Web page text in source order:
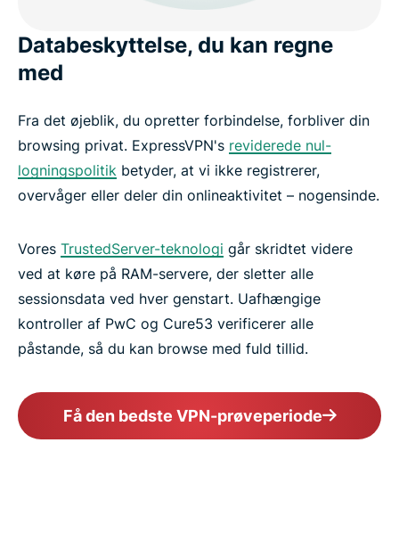
Databeskyttelse, du kan regne
med
Fra det øjeblik, du opretter forbindelse, forbliver din
browsing privat. ExpressVPN's reviderede nul-
logningspolitik betyder, at vi ikke registrerer,
overvåger eller deler din onlineaktivitet – nogensinde.
Vores TrustedServer-teknologi går skridtet videre
ved at køre på RAM-servere, der sletter alle
sessionsdata ved hver genstart. Uafhængige
kontroller af PwC og Cure53 verificerer alle
påstande, så du kan browse med fuld tillid.
Få den bedste VPN-prøveperiode